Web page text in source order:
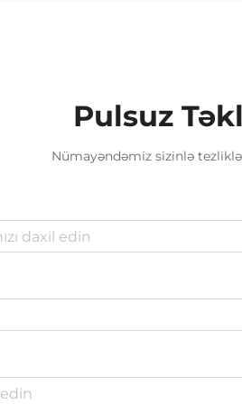
Pulsuz
Nümayəndəmiz sizinlə